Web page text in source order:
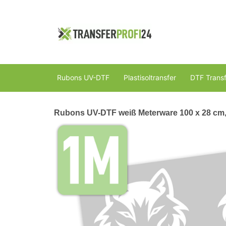
Rubons UV-DTF Plastisoltransfer DTF
Rubons UV-DTF weiß Meterware 100 x 28